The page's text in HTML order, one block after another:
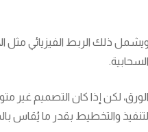
ويشمل ذلك الربط الفيزيائي
كان التصميم غير متوازن،
والتخطيط بقدر ما يُقاس